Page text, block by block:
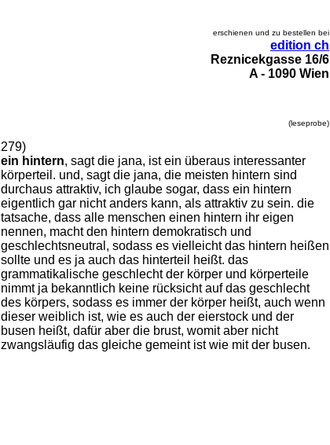
erschienen und zu bestellen bei
edition ch
Reznicekgasse 16/6
A - 1090 Wien
(leseprobe)
279)
ein hintern, sagt die jana, ist ein überaus interessanter
körperteil. und, sagt die jana, die meisten hintern sind
durchaus attraktiv, ich glaube sogar, dass ein hintern
eigentlich gar nicht anders kann, als attraktiv zu sein. die
tatsache, dass alle menschen einen hintern ihr eigen
nennen, macht den hintern demokratisch und
geschlechtsneutral, sodass es vielleicht das hintern heißen
sollte und es ja auch das hinterteil heißt. das
grammatikalische geschlecht der körper und körperteile
nimmt ja bekanntlich keine rücksicht auf das geschlecht
des körpers, sodass es immer der körper heißt, auch wenn
dieser weiblich ist, wie es auch der eierstock und der
busen heißt, dafür aber die brust, womit aber nicht
zwangsläufig das gleiche gemeint ist wie mit der busen.